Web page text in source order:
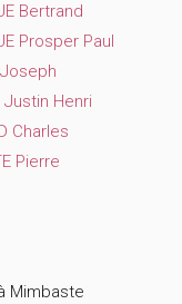
Bertrand
Prosper Paul
Joseph
Justin Henri
Charles
Pierre
Mimbaste